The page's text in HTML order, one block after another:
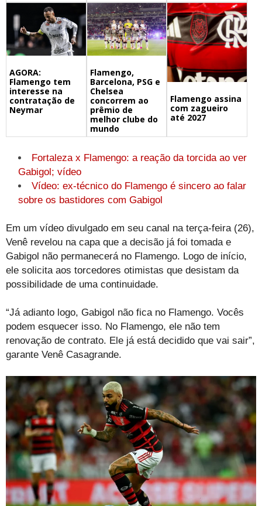
AGORA:
Flamengo tem
interesse na
contratação de
Neymar
Flamengo,
Barcelona, PSG e
Chelsea
concorrem ao
prêmio de
melhor clube do
mundo
Flamengo assina
com zagueiro
até 2027
Fortaleza x Flamengo: a reação da torcida ao ver
Gabigol; vídeo
Vídeo: ex-técnico do Flamengo é sincero ao falar
sobre os bastidores com Gabigol
Em um vídeo divulgado em seu canal na terça-feira (26),
Venê revelou na capa que a decisão já foi tomada e
Gabigol não permanecerá no Flamengo. Logo de início,
ele solicita aos torcedores otimistas que desistam da
possibilidade de uma continuidade.
“Já adianto logo, Gabigol não fica no Flamengo. Vocês
podem esquecer isso. No Flamengo, ele não tem
renovação de contrato. Ele já está decidido que vai sair”,
garante Venê Casagrande.